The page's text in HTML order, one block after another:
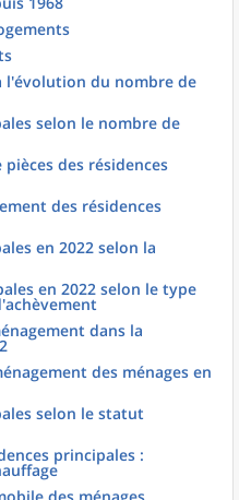
l'évolution du nombre de
selon le nombre de
des résidences
des résidences
en 2022 selon la
en 2022 selon le type
dans la
des ménages en
selon le statut
principales :